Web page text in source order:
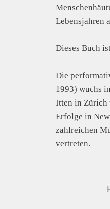
Lebensjahren
Dieses Buch
Die
1993) wuchs
Itten in Zürich
Erfolge in
zahlreichen
vertreten.